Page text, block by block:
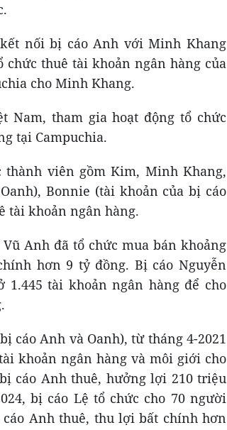
nối bị cáo Anh với Minh Khang
thuê tài khoản ngân hàng của
cho Minh Khang.
Nam, tham gia hoạt động tổ chức
tại Campuchia.
viên gồm Kim, Minh Khang,
Bonnie (tài khoản của bị cáo
tài khoản ngân hàng.
Anh đã tổ chức mua bán khoảng
hơn 9 tỷ đồng. Bị cáo Nguyễn
1.445 tài khoản ngân hàng để cho
cáo Anh và Oanh), từ tháng 4-2021
khoản ngân hàng và môi giới cho
cáo Anh thuê, hưởng lợi 210 triệu
bị cáo Lệ tổ chức cho 70 người
Anh thuê, thu lợi bất chính hơn